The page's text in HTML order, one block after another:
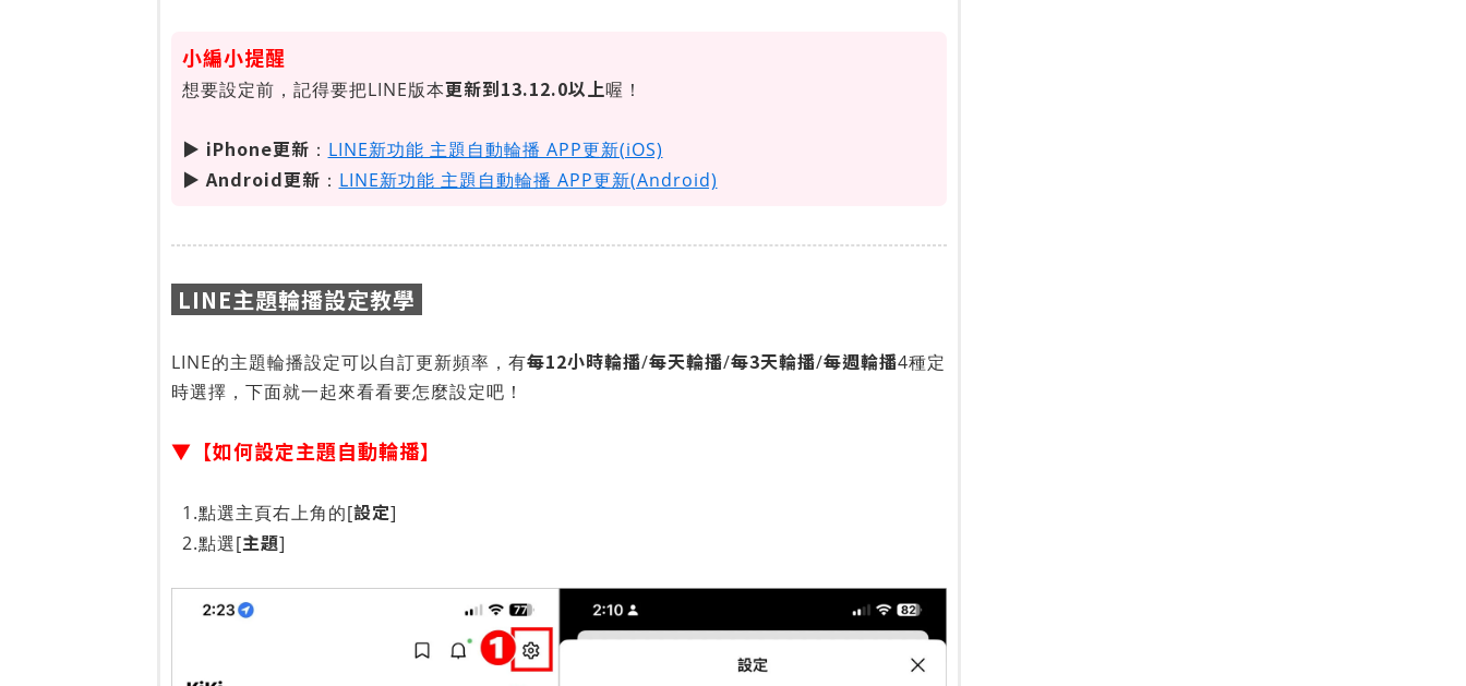
小編小提醒
想要設定前，記得要把LINE版本更新到13.12.0以上喔！
▶ iPhone更新 ： LINE新功能 主題自動輪播 APP更新(iOS)
▶ Android更新 ： LINE新功能 主題自動輪播 APP更新(Android)
LINE主題輪播設定教學
LINE的主題輪播設定可以自訂更新頻率，有每12小時輪播/每天輪播/每3天輪播/每週輪播4種定
時選擇，下面就一起來看看要怎麼設定吧！
▼【如何設定主題自動輪播】
1.點選主頁右上角的[設定]
2.點選[主題]